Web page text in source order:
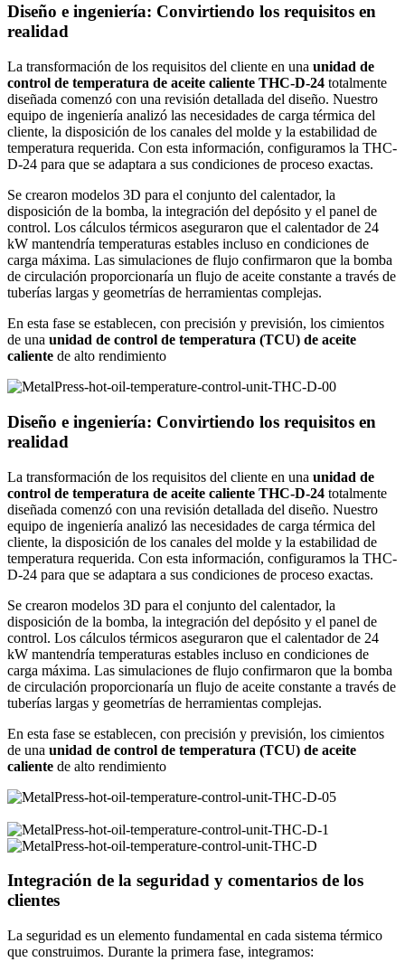
Diseño e ingeniería: Convirtiendo los requisitos en
realidad
La transformación de los requisitos del cliente en una unidad de
control de temperatura de aceite caliente THC-D-24 totalmente
diseñada comenzó con una revisión detallada del diseño. Nuestro
equipo de ingeniería analizó las necesidades de carga térmica del
cliente, la disposición de los canales del molde y la estabilidad de
temperatura requerida. Con esta información, configuramos la THC-
D-24 para que se adaptara a sus condiciones de proceso exactas.
Se crearon modelos 3D para el conjunto del calentador, la
disposición de la bomba, la integración del depósito y el panel de
control. Los cálculos térmicos aseguraron que el calentador de 24
kW mantendría temperaturas estables incluso en condiciones de
carga máxima. Las simulaciones de flujo confirmaron que la bomba
de circulación proporcionaría un flujo de aceite constante a través de
tuberías largas y geometrías de herramientas complejas.
En esta fase se establecen, con precisión y previsión, los cimientos
de una unidad de control de temperatura (TCU) de aceite
caliente de alto rendimiento
Diseño e ingeniería: Convirtiendo los requisitos en
realidad
La transformación de los requisitos del cliente en una unidad de
control de temperatura de aceite caliente THC-D-24 totalmente
diseñada comenzó con una revisión detallada del diseño. Nuestro
equipo de ingeniería analizó las necesidades de carga térmica del
cliente, la disposición de los canales del molde y la estabilidad de
temperatura requerida. Con esta información, configuramos la THC-
D-24 para que se adaptara a sus condiciones de proceso exactas.
Se crearon modelos 3D para el conjunto del calentador, la
disposición de la bomba, la integración del depósito y el panel de
control. Los cálculos térmicos aseguraron que el calentador de 24
kW mantendría temperaturas estables incluso en condiciones de
carga máxima. Las simulaciones de flujo confirmaron que la bomba
de circulación proporcionaría un flujo de aceite constante a través de
tuberías largas y geometrías de herramientas complejas.
En esta fase se establecen, con precisión y previsión, los cimientos
de una unidad de control de temperatura (TCU) de aceite
caliente de alto rendimiento
Integración de la seguridad y comentarios de los
clientes
La seguridad es un elemento fundamental en cada sistema térmico
que construimos. Durante la primera fase, integramos: